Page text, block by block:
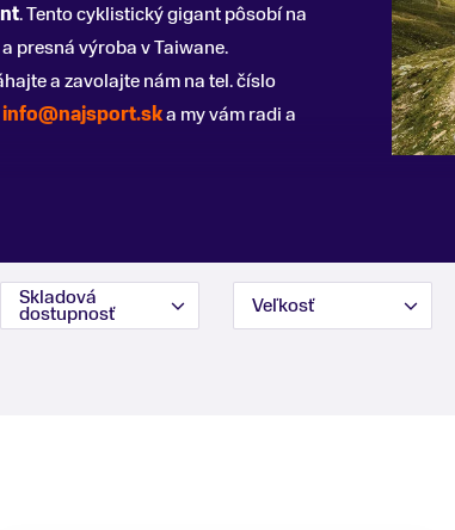
. Tento cyklistický gigant pôsobí na
presná výroba v Taiwane.
a zavolajte nám na tel. číslo
info@najsport.ska my vám radi a
Skladová
dostupnosť Veľkosť